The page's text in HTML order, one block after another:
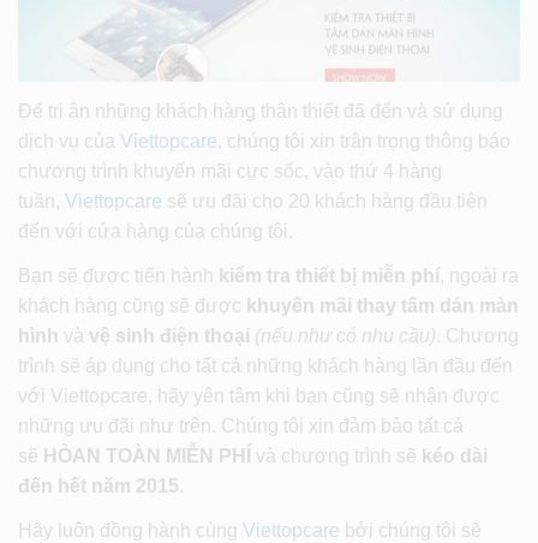
Để tri ân những khách hàng thân thiết đã đến và sử dụng
dịch vụ của Viettopcare, chúng tôi xin trân trọng thông báo
chương trình khuyến mãi cực sốc, vào thứ 4 hàng
tuần, Viettopcare sẽ ưu đãi cho 20 khách hàng đầu tiên
đến với cửa hàng của chúng tôi.
Bạn sẽ được tiến hành kiểm tra thiết bị miễn phí, ngoài ra
khách hàng cũng sẽ được khuyến mãi thay tấm dán màn
hình và vệ sinh điện thoại (nếu như có nhu cầu). Chương
trình sẽ áp dụng cho tất cả những khách hàng lần đầu đến
với Viettopcare, hãy yên tâm khi bạn cũng sẽ nhận được
những ưu đãi như trên. Chúng tôi xin đảm bảo tất cả
sẽ HÒAN TOÀN MIỄN PHÍ và chương trình sẽ kéo dài
đến hết năm 2015.
Hãy luôn đồng hành cùng Viettopcare bởi chúng tôi sẽ